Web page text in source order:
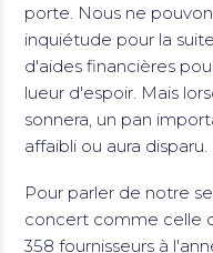
porte. Nous ne
inquiétude pour la
d'aides financières
lueur d'espoir. Mais
sonnera, un pan
affaibli ou aura disparu.
Pour parler de notre
concert comme celle
358 fournisseurs à